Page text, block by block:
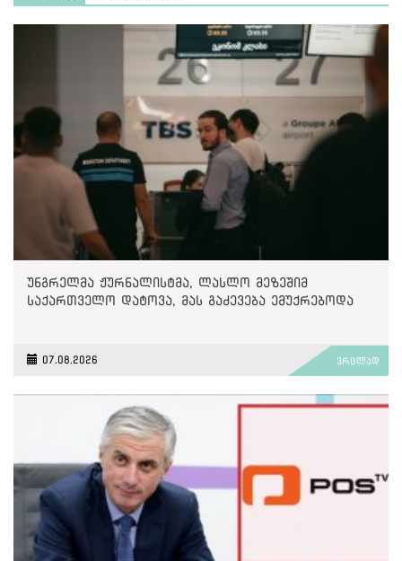
უნგრელმა ჟურნალისტმა, ლასლო მეზეშიმ
საქართველო დატოვა, მას გაძევება ემუქრებოდა
07.08.2026 ვრცლად